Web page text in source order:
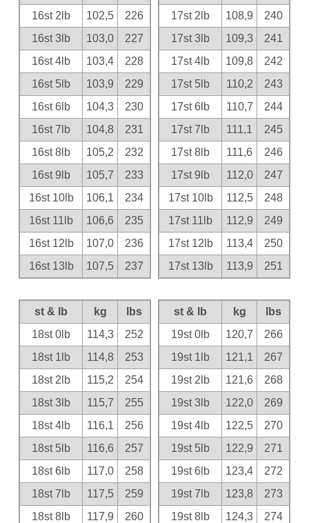
16st 2lb
102,5
226
16st 3lb
103,0
227
16st 4lb
103,4
228
16st 5lb
103,9
229
16st 6lb
104,3
230
16st 7lb
104,8
231
16st 8lb
105,2
232
16st 9lb
105,7
233
16st 10lb
106,1
234
16st 11lb
106,6
235
16st 12lb
107,0
236
16st 13lb
107,5 237
17st 2lb
108,9
240
17st 3lb
109,3
241
17st 4lb
109,8
242
17st 5lb
110,2
243
17st 6lb
110,7
244
17st 7lb
111,1
245
17st 8lb
111,6
246
17st 9lb
112,0
247
17st 10lb
112,5
248
17st 11lb
112,9
249
17st 12lb
113,4
250
17st 13lb
113,9 251
st & lb kg
lbs
18st 0lb
114,3
252
18st 1lb
114,8
253
18st 2lb
115,2
254
18st 3lb
115,7
255
18st 4lb
116,1
256
18st 5lb
116,6
257
18st 6lb
117,0
258
18st 7lb
117,5
259
18st 8lb
117,9
260
st & lb kg
lbs
19st 0lb
120,7
266
19st 1lb
121,1
267
19st 2lb
121,6
268
19st 3lb
122,0
269
19st 4lb
122,5
270
19st 5lb
122,9
271
19st 6lb
123,4
272
19st 7lb
123,8
273
19st 8lb
124,3
274